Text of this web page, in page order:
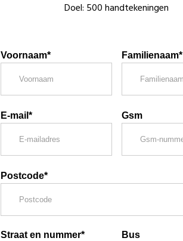
Doel: 500 handtekeningen
Voornaam* Familienaam*
E-mail* Gsm
Postcode*
Straat en nummer* Bus